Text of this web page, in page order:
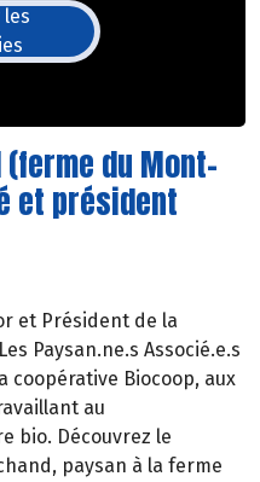
les
du Mont-
et président
et Président de la
Paysan.ne.s Associé.e.s
coopérative Biocoop, aux
au
bio. Découvrez le
paysan à la ferme